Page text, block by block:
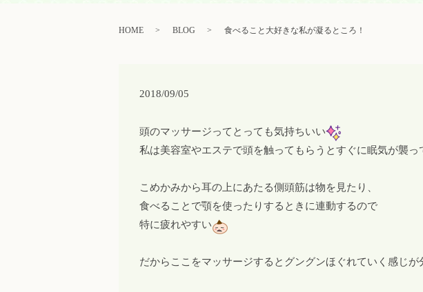
HOME BLOG 食べること大好きな私が凝るところ！
2018/09/05
頭のマッサージってとっても気持ちいい
私は美容室やエステで頭を触ってもらうとすぐに眠気が襲っ
こめかみから耳の上にあたる側頭筋は物を見たり、
食べることで顎を使ったりするときに連動するので
特に疲れやすい
だからここをマッサージするとグングンほぐれていく感じ